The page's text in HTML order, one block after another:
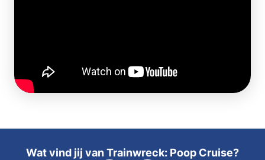
Wat vind jij van Trainwreck: Poop Cruise?